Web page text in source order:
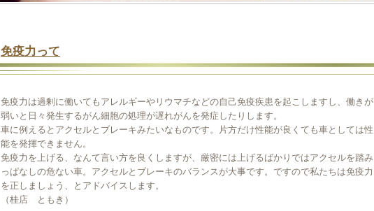
免疫力って
免疫力は過剰に働いてもアレルギーやリウマチなどの自己免疫疾患を起こしますし、働きが
弱いと日々発生するがん細胞の処理が遅れがんを発症したりします。
車に例えるとアクセルとブレーキみたいなものです。片方だけ性能が良くても車としては性
能を発揮できません。
免疫力を上げる、なんて言い方を良くしますが、厳密には上げるばかりではアクセルを踏み
っぱなしの危ない車。アクセルとブレーキのバランスが大事です。ですので私たちは免疫力
を正しましょう、とアドバイスします。
（桂店 ともき）